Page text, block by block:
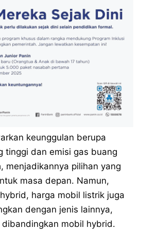
keunggulan berupa
tinggi dan emisi gas buang
menjadikannya pilihan yang
masa depan. Namun,
harga mobil listrik juga
dengan jenis lainnya,
mobil hybrid.